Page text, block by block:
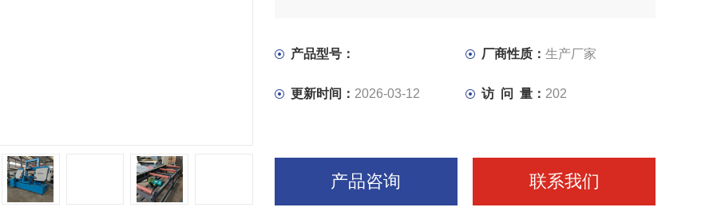
产品型号： 厂商性质： 生产厂家
更新时间： 2026-03-12 访 问 量： 202
产品咨询 联系我们